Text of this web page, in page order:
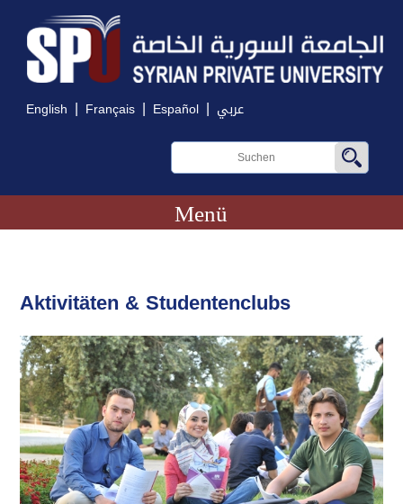
English | Français | Español | عربي
Menü
Aktivitäten & Studentenclubs